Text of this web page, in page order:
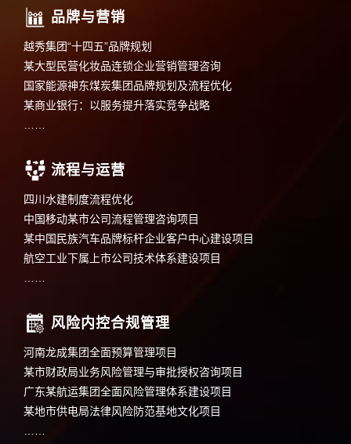
品牌与营销
越秀集团“十四五”品牌规划
某大型民营化妆品连锁企业营销管理咨询
国家能源神东煤炭集团品牌规划及流程优化
某商业银行：以服务提升落实竞争战略
流程与运营
四川水建制度流程优化
中国移动某市公司流程管理咨询项目
某中国民族汽车品牌标杆企业客户中心建设项目
航空工业下属上市公司技术体系建设项目
风险内控合规管理
河南龙成集团全面预算管理项目
某市财政局业务风险管理与审批授权咨询项目
广东某航运集团全面风险管理体系建设项目
某地市供电局法律风险防范基地文化项目